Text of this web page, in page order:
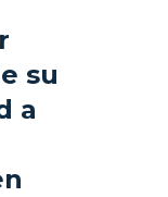
su
a